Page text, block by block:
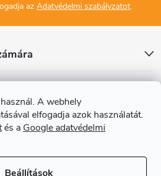
A webhely
elfogadja azok használatát.
és a Google adatvédelmi
Beállítások
az Adatvédelmi szabályzatot.
biztosítunk